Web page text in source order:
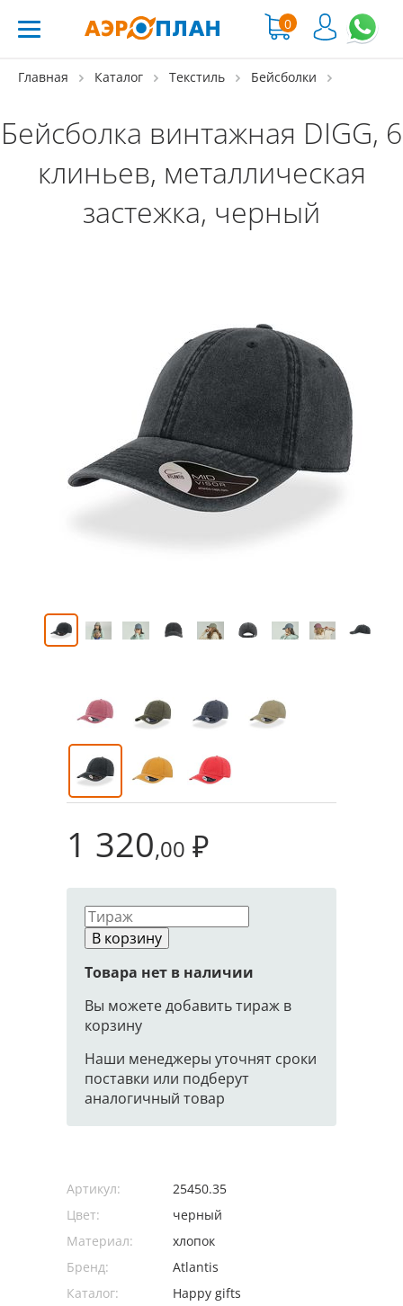
0
Главная Каталог Текстиль Бейсболки
Бейсболка винтажная DIGG, 6
клиньев, металлическая
застежка, черный
1 320,00 ₽
В корзину
Товара нет в наличии
Вы можете добавить тираж в
корзину
Наши менеджеры уточнят сроки
поставки или подберут
аналогичный товар
Артикул:
25450.35
Цвет:
черный
Материал:
хлопок
Бренд:
Atlantis
Каталог:
Happy gifts